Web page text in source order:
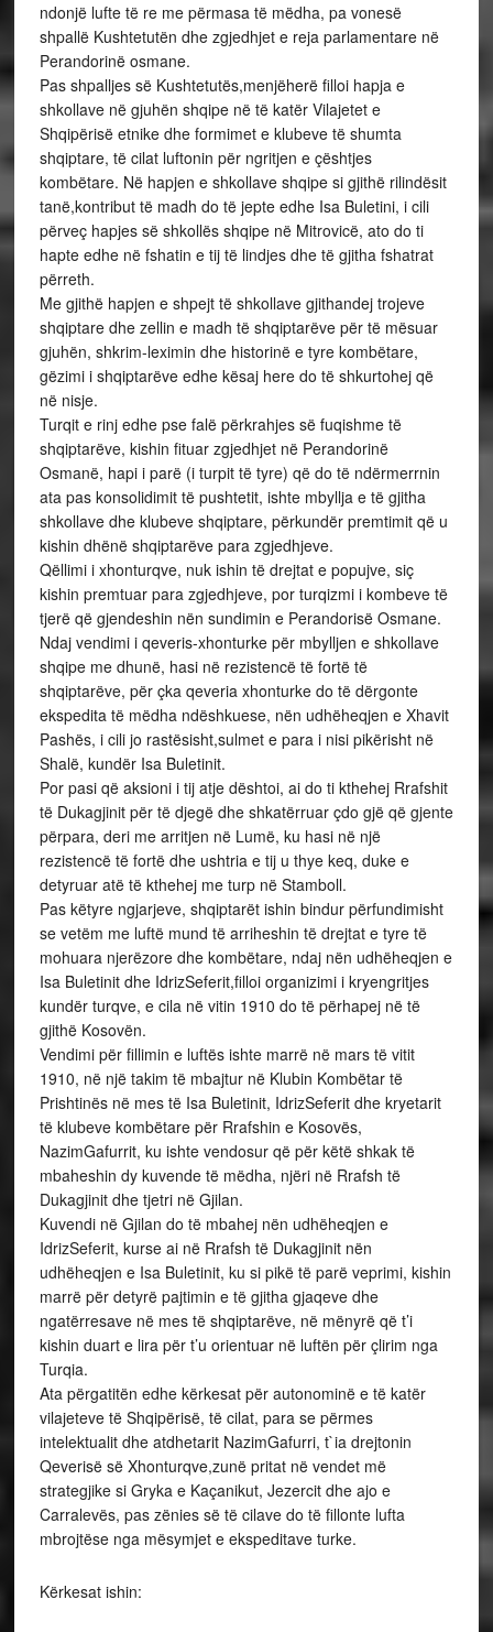
ndonjë lufte të re me përmasa të mëdha, pa vonesë
shpallë Kushtetutën dhe zgjedhjet e reja parlamentare në
Perandorinë osmane.
Pas shpalljes së Kushtetutës,menjëherë filloi hapja e
shkollave në gjuhën shqipe në të katër Vilajetet e
Shqipërisë etnike dhe formimet e klubeve të shumta
shqiptare, të cilat luftonin për ngritjen e çështjes
kombëtare. Në hapjen e shkollave shqipe si gjithë rilindësit
tanë,kontribut të madh do të jepte edhe Isa Buletini, i cili
përveç hapjes së shkollës shqipe në Mitrovicë, ato do ti
hapte edhe në fshatin e tij të lindjes dhe të gjitha fshatrat
përreth.
Me gjithë hapjen e shpejt të shkollave gjithandej trojeve
shqiptare dhe zellin e madh të shqiptarëve për të mësuar
gjuhën, shkrim-leximin dhe historinë e tyre kombëtare,
gëzimi i shqiptarëve edhe kësaj here do të shkurtohej që
në nisje.
Turqit e rinj edhe pse falë përkrahjes së fuqishme të
shqiptarëve, kishin fituar zgjedhjet në Perandorinë
Osmanë, hapi i parë (i turpit të tyre) që do të ndërmerrnin
ata pas konsolidimit të pushtetit, ishte mbyllja e të gjitha
shkollave dhe klubeve shqiptare, përkundër premtimit që u
kishin dhënë shqiptarëve para zgjedhjeve.
Qëllimi i xhonturqve, nuk ishin të drejtat e popujve, siç
kishin premtuar para zgjedhjeve, por turqizmi i kombeve të
tjerë që gjendeshin nën sundimin e Perandorisë Osmane.
Ndaj vendimi i qeveris-xhonturke për mbylljen e shkollave
shqipe me dhunë, hasi në rezistencë të fortë të
shqiptarëve, për çka qeveria xhonturke do të dërgonte
ekspedita të mëdha ndëshkuese, nën udhëheqjen e Xhavit
Pashës, i cili jo rastësisht,sulmet e para i nisi pikërisht në
Shalë, kundër Isa Buletinit.
Por pasi që aksioni i tij atje dështoi, ai do ti kthehej Rrafshit
të Dukagjinit për të djegë dhe shkatërruar çdo gjë që gjente
përpara, deri me arritjen në Lumë, ku hasi në një
rezistencë të fortë dhe ushtria e tij u thye keq, duke e
detyruar atë të kthehej me turp në Stamboll.
Pas këtyre ngjarjeve, shqiptarët ishin bindur përfundimisht
se vetëm me luftë mund të arriheshin të drejtat e tyre të
mohuara njerëzore dhe kombëtare, ndaj nën udhëheqjen e
Isa Buletinit dhe IdrizSeferit,filloi organizimi i kryengritjes
kundër turqve, e cila në vitin 1910 do të përhapej në të
gjithë Kosovën.
Vendimi për fillimin e luftës ishte marrë në mars të vitit
1910, në një takim të mbajtur në Klubin Kombëtar të
Prishtinës në mes të Isa Buletinit, IdrizSeferit dhe kryetarit
të klubeve kombëtare për Rrafshin e Kosovës,
NazimGafurrit, ku ishte vendosur që për këtë shkak të
mbaheshin dy kuvende të mëdha, njëri në Rrafsh të
Dukagjinit dhe tjetri në Gjilan.
Kuvendi në Gjilan do të mbahej nën udhëheqjen e
IdrizSeferit, kurse ai në Rrafsh të Dukagjinit nën
udhëheqjen e Isa Buletinit, ku si pikë të parë veprimi, kishin
marrë për detyrë pajtimin e të gjitha gjaqeve dhe
ngatërresave në mes të shqiptarëve, në mënyrë që t’i
kishin duart e lira për t’u orientuar në luftën për çlirim nga
Turqia.
Ata përgatitën edhe kërkesat për autonominë e të katër
vilajeteve të Shqipërisë, të cilat, para se përmes
intelektualit dhe atdhetarit NazimGafurri, t`ia drejtonin
Qeverisë së Xhonturqve,zunë pritat në vendet më
strategjike si Gryka e Kaçanikut, Jezercit dhe ajo e
Carralevës, pas zënies së të cilave do të fillonte lufta
mbrojtëse nga mësymjet e ekspeditave turke.
Kërkesat ishin: